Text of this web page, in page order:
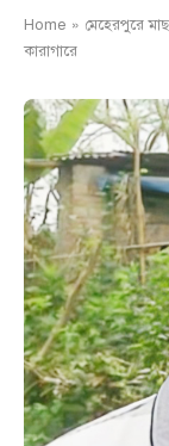
Home » মেহেরপুরে
কারাগারে